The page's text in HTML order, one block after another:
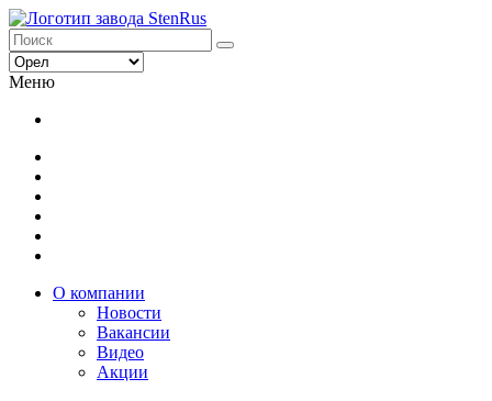
Меню
О компании
Новости
Вакансии
Видео
Акции